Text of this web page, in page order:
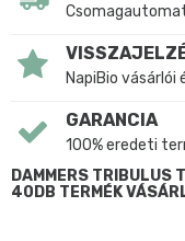
NapiBio
GARANCIA
100% eredeti
DAMMERS TRIBULUS
40DB TERMÉK